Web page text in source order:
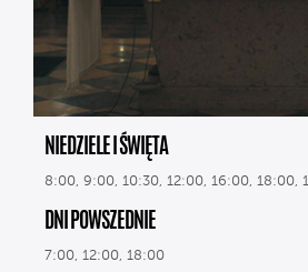
NIEDZIELE I ŚWIĘTA
8:00, 9:00, 10:30, 12:00, 16:00, 18:00,
DNI POWSZEDNIE
7:00, 12:00, 18:00